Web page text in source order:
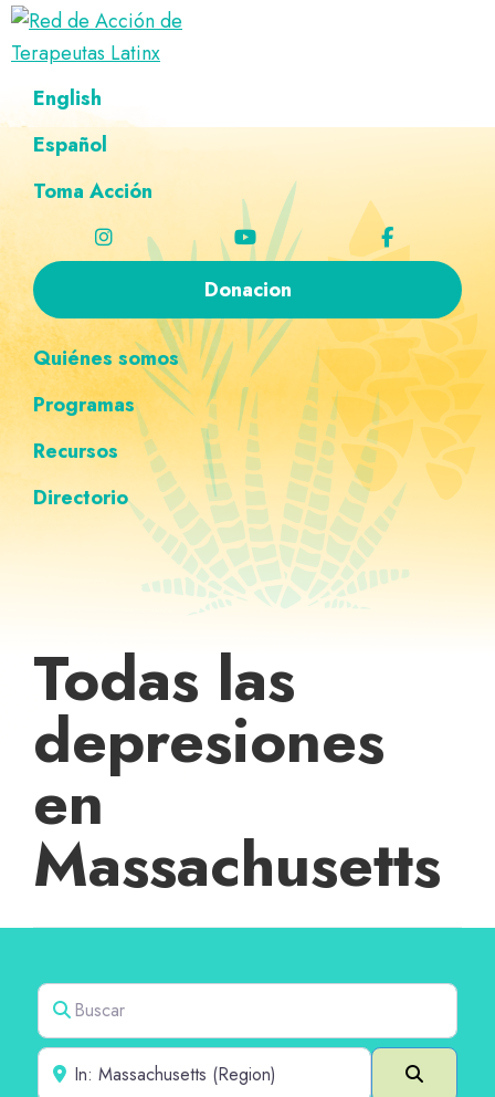
Saltar
navegación
principal
Ir
al
principal
Saltar
al
página
Saltar
navegación
personalizada
Red
de
Acción
de
Latinx
Directorio
terapeutas
Latinx
English
Español
Toma Acción
Donacion
Quiénes somos
Programas
Recursos
Directorio
Todas las
depresiones
en
Massachusetts
Buscar
Cerca de
Buscar